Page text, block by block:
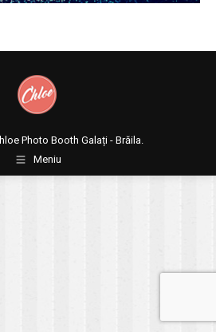
Photo Booth Galați - Brăila.
Meniu